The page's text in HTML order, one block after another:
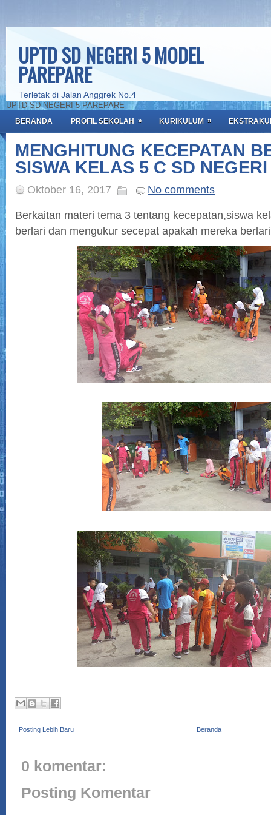
UPTD SD NEGERI 5 MODEL
PAREPARE
Terletak di Jalan Anggrek No.4
UPTD SD NEGERI 5 PAREPARE
BERANDA PROFIL SEKOLAH » KURIKULUM »
MENGHITUNG KECEPATAN
SISWA KELAS 5 C SD
Oktober 16, 2017
No comments
Berkaitan materi tema 3 tentang kecepatan,siswa
berlari dan mengukur secepat apakah mereka
Posting Lebih Baru Beranda
0 komentar:
Posting Komentar